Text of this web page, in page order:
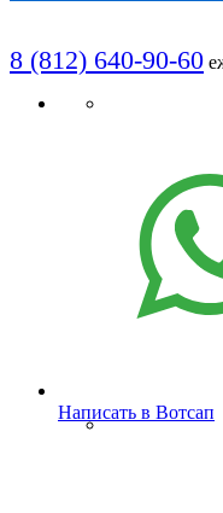
8 (812) 640-90-60
Написать в Вотсап